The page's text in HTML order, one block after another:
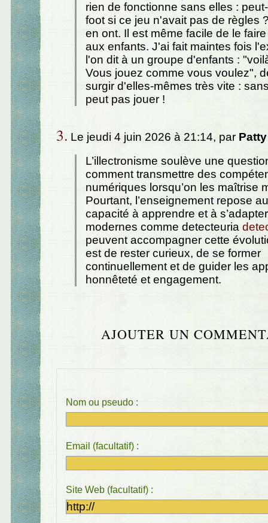
rien de fonctionne sans elles :
foot si ce jeu n'avait pas de règles
en ont. Il est même facile de le
aux enfants. J'ai fait maintes fois
l'on dit à un groupe d'enfants :
Vous jouez comme vous voulez",
surgir d'elles-mêmes très vite :
peut pas jouer !
3. Le jeudi 4 juin 2026 à 21:14, par
L’illectronisme soulève une
comment transmettre des
numériques lorsqu’on les maîtrise
Pourtant, l’enseignement repose
capacité à apprendre et à
modernes comme detecteuria
peuvent accompagner cette
est de rester curieux, de se former
continuellement et de guider les
honnêteté et engagement.
AJOUTER UN
Nom ou pseudo :
Email (facultatif) :
Site Web (facultatif) :